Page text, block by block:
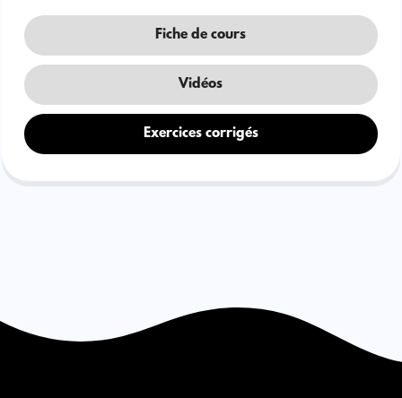
Fiche de cours
Vidéos
Exercices corrigés